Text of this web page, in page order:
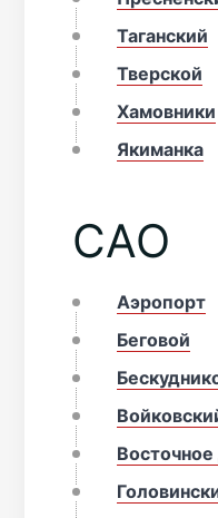
Таганский
Тверской
Хамовники
Якиманка
САО
Аэропорт
Беговой